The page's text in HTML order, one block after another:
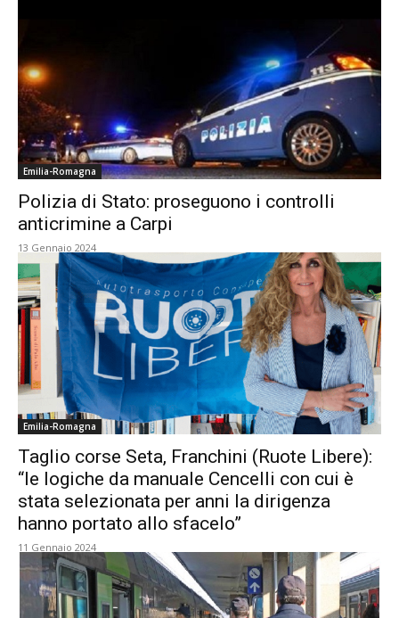
Emilia-Romagna
Polizia di Stato: proseguono i controlli
anticrimine a Carpi
13 Gennaio 2024
Emilia-Romagna
Taglio corse Seta, Franchini (Ruote Libere):
“le logiche da manuale Cencelli con cui è
stata selezionata per anni la dirigenza
hanno portato allo sfacelo”
11 Gennaio 2024